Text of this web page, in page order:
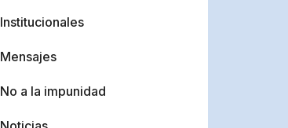
Institucionales
Mensajes
No a la impunidad